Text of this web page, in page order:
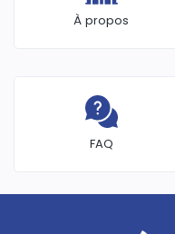
À propos
FAQ